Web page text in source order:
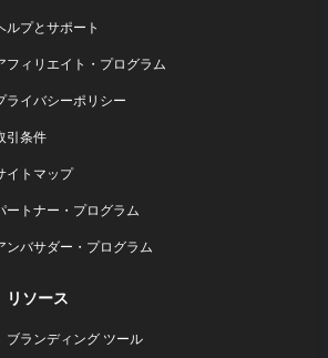
ルプとサポート
フィリエイト・プログラム
ライバシーポリシー
引条件
イトマップ
ートナー・プログラム
ンバサダー・プログラム
リソース
ブランディング ツール